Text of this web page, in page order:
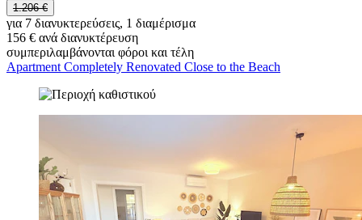
1.206 €
για 7 διανυκτερεύσεις, 1 διαμέρισμα
156 € ανά διανυκτέρευση
συμπεριλαμβάνονται φόροι και τέλη
Apartment Completely Renovated Close to the Beach